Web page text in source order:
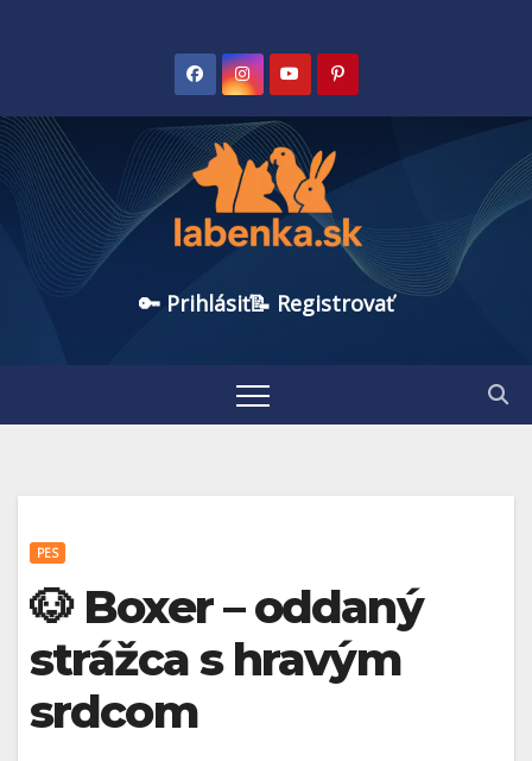
🔑 Prihlásiť📝 Registrovať
PES
🐶 Boxer – oddaný
strážca s hravým
srdcom